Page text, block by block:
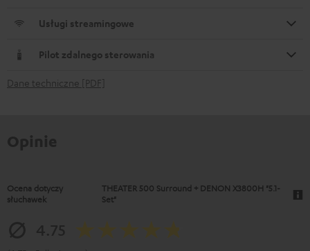
Usługi streamingowe
Pilot zdalnego sterowania
Dane techniczne [PDF]
Ocena dotyczy
słuchawek
THEATER 500 Surround + DENON X3800H "5.1-
Set"